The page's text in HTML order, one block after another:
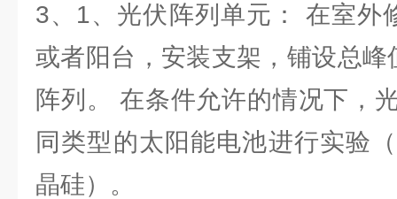
3、1、光伏阵列单元： 在室外
或者阳台，安装支架，铺设总
阵列。 在条件允许的情况下，
同类型的太阳能电池进行实验
晶硅）。